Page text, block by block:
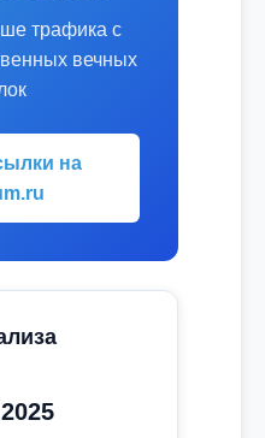
трафика с
вечных
на